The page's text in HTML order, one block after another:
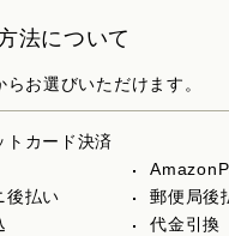
法について
らお選びいただけます。
トカード決済
後払い
郵便局後
代金引換